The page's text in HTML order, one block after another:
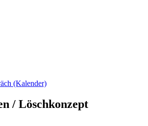
(Kalender)
/ Löschkonzept